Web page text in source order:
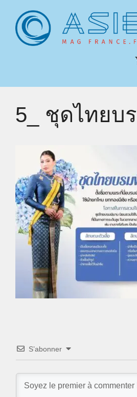
contenu
5_ ชุดไทยบ
S’abonner